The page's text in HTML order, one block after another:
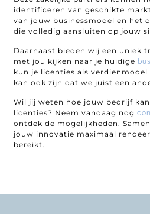
identificeren van geschikte
van jouw businessmodel en het
die volledig aansluiten op jouw
Daarnaast bieden wij een uniek
met jou kijken naar je huidige
kun je licenties als
kan ook zijn dat we juist een
Wil jij weten hoe jouw bedrijf
licenties? Neem vandaag nog
ontdek de mogelijkheden.
jouw innovatie maximaal
bereikt.